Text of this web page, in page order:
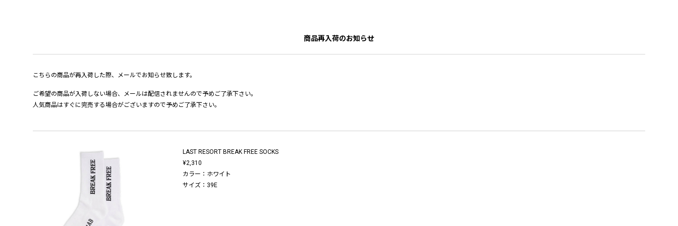
商品再入荷のお知らせ
こちらの商品が再入荷した際、メールでお知らせ致します。
ご希望の商品が入荷しない場合、メールは配信されませんので予めご了承下さい。
人気商品はすぐに完売する場合がございますので予めご了承下さい。
LAST RESORT BREAK FREE SOCKS
¥2,310
カラー：ホワイト
サイズ：39E